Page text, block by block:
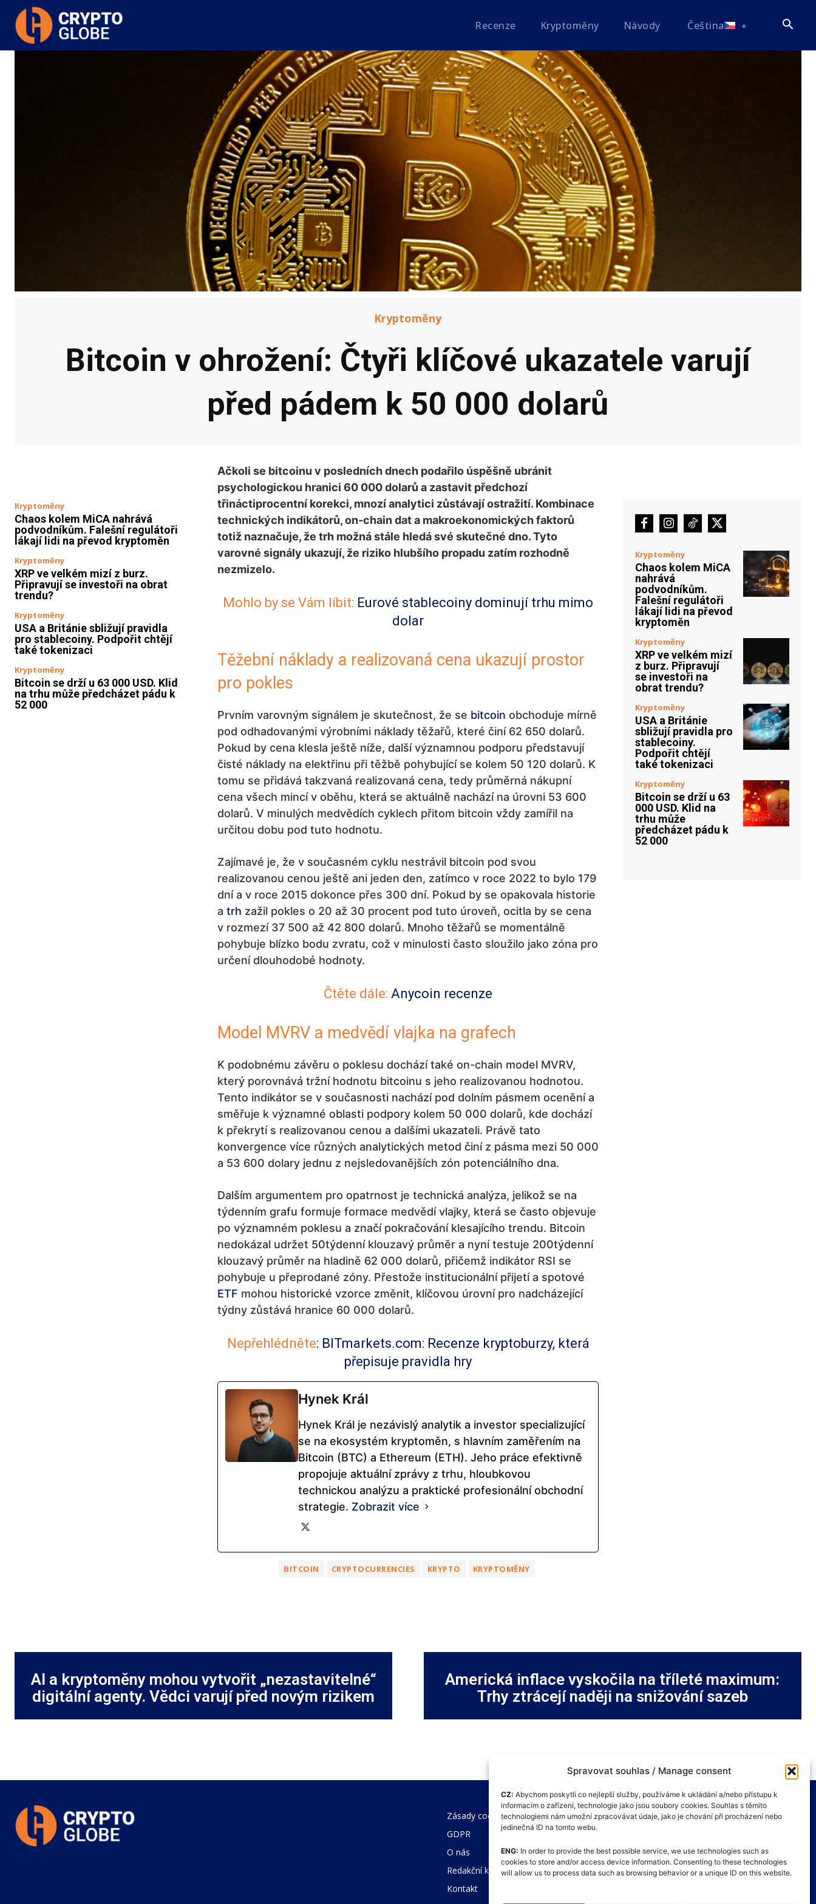
Spravovat souhlas / Manage consent
CZ: Abychom poskytli co nejlepší služby, používáme k ukládání a/nebo přístupu k
informacím o zařízení, technologie jako jsou soubory cookies. Souhlas s těmito
technologiemi nám umožní zpracovávat údaje, jako je chování při procházení nebo
jedinečná ID na tomto webu.
ENG: In order to provide the best possible service, we use technologies such as
cookies to store and/or access device information. Consenting to these technologies
will allow us to process data such as browsing behavior or a unique ID on this website.
Recenze Kryptoměny Návody Čeština
Kryptoměny
Bitcoin v ohrožení: Čtyři klíčové ukazatele varují
před pádem k 50 000 dolarů
Kryptoměny
Chaos kolem MiCA nahrává
podvodníkům. Falešní regulátoři
lákají lidi na převod kryptoměn
Kryptoměny
XRP ve velkém mizí z burz.
Připravují se investoři na obrat
trendu?
Kryptoměny
USA a Británie sbližují pravidla
pro stablecoiny. Podpořit chtějí
také tokenizaci
Kryptoměny
Bitcoin se drží u 63 000 USD. Klid
na trhu může předcházet pádu k
52 000
Ačkoli se bitcoinu v posledních dnech podařilo úspěšně ubránit
psychologickou hranici 60 000 dolarů a zastavit předchozí
třináctiprocentní korekci, mnozí analytici zůstávají ostražití. Kombinace
technických indikátorů, on-chain dat a makroekonomických faktorů
totiž naznačuje, že trh možná stále hledá své skutečné dno. Tyto
varovné signály ukazují, že riziko hlubšího propadu zatím rozhodně
nezmizelo.
Mohlo by se Vám líbit: Eurové stablecoiny dominují trhu mimo
dolar
Těžební náklady a realizovaná cena ukazují prostor
pro pokles
Prvním varovným signálem je skutečnost, že se bitcoin obchoduje mírně
pod odhadovanými výrobními náklady těžařů, které činí 62 650 dolarů.
Pokud by cena klesla ještě níže, další významnou podporu představují
čisté náklady na elektřinu při těžbě pohybující se kolem 50 120 dolarů. K
tomu se přidává takzvaná realizovaná cena, tedy průměrná nákupní
cena všech mincí v oběhu, která se aktuálně nachází na úrovni 53 600
dolarů. V minulých medvědích cyklech přitom bitcoin vždy zamířil na
určitou dobu pod tuto hodnotu.
Zajímavé je, že v současném cyklu nestrávil bitcoin pod svou
realizovanou cenou ještě ani jeden den, zatímco v roce 2022 to bylo 179
dní a v roce 2015 dokonce přes 300 dní. Pokud by se opakovala historie
a trh zažil pokles o 20 až 30 procent pod tuto úroveň, ocitla by se cena
v rozmezí 37 500 až 42 800 dolarů. Mnoho těžařů se momentálně
pohybuje blízko bodu zvratu, což v minulosti často sloužilo jako zóna pro
určení dlouhodobé hodnoty.
Čtěte dále: Anycoin recenze
Model MVRV a medvědí vlajka na grafech
K podobnému závěru o poklesu dochází také on-chain model MVRV,
který porovnává tržní hodnotu bitcoinu s jeho realizovanou hodnotou.
Tento indikátor se v současnosti nachází pod dolním pásmem ocenění a
směřuje k významné oblasti podpory kolem 50 000 dolarů, kde dochází
k překrytí s realizovanou cenou a dalšími ukazateli. Právě tato
konvergence více různých analytických metod činí z pásma mezi 50 000
a 53 600 dolary jednu z nejsledovanějších zón potenciálního dna.
Dalším argumentem pro opatrnost je technická analýza, jelikož se na
týdenním grafu formuje formace medvědí vlajky, která se často objevuje
po významném poklesu a značí pokračování klesajícího trendu. Bitcoin
nedokázal udržet 50týdenní klouzavý průměr a nyní testuje 200týdenní
klouzavý průměr na hladině 62 000 dolarů, přičemž indikátor RSI se
pohybuje u přeprodané zóny. Přestože institucionální přijetí a spotové
ETF mohou historické vzorce změnit, klíčovou úrovní pro nadcházející
týdny zůstává hranice 60 000 dolarů.
Nepřehlédněte: BITmarkets.com: Recenze kryptoburzy, která
přepisuje pravidla hry
Hynek Král
Hynek Král je nezávislý analytik a investor specializující
se na ekosystém kryptoměn, s hlavním zaměřením na
Bitcoin (BTC) a Ethereum (ETH). Jeho práce efektivně
propojuje aktuální zprávy z trhu, hloubkovou
technickou analýzu a praktické profesionální obchodní
strategie. Zobrazit více
BITCOIN CRYPTOCURRENCIES KRYPTO KRYPTOMĚNY
Kryptoměny
Chaos kolem MiCA
nahrává
podvodníkům.
Falešní regulátoři
lákají lidi na převod
kryptoměn
Kryptoměny
XRP ve velkém mizí
z burz. Připravují
se investoři na
obrat trendu?
Kryptoměny
USA a Británie
sbližují pravidla pro
stablecoiny.
Podpořit chtějí
také tokenizaci
Kryptoměny
Bitcoin se drží u 63
000 USD. Klid na
trhu může
předcházet pádu k
52 000
AI a kryptoměny mohou vytvořit „nezastavitelné“
digitální agenty. Vědci varují před novým rizikem
Americká inflace vyskočila na tříleté maximum:
Trhy ztrácejí naději na snižování sazeb
Zásady cookies (EU)
GDPR
O nás
Redakční kodex
Kontakt